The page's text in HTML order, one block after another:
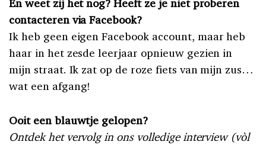
contacteren via Facebook?
Ik heb geen eigen Facebook account, maar heb
haar in het zesde leerjaar opnieuw gezien in
mijn straat. Ik zat op de roze fiets van mijn zus…
wat een afgang!
Ooit een blauwtje gelopen?
Ontdek het vervolg in ons volledige interview (vòl